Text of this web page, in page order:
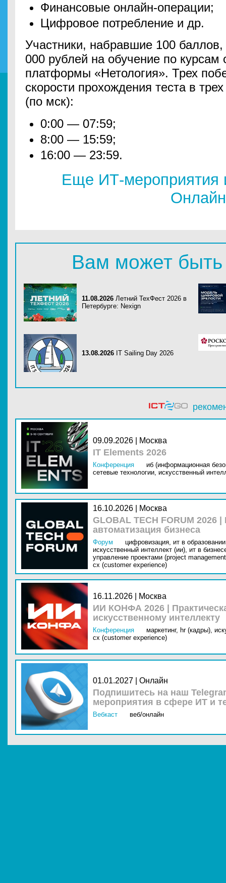
Финансовые онлайн-операции;
Цифровое потребление и др.
Участники, набравшие 100 баллов,
000 рублей на обучение по курсам
платформы «Нетология». Трех
скорости прохождения теста в
(по мск):
0:00 — 07:59;
8:00 — 15:59;
16:00 — 23:59.
Еще ИТ-мероприятия
Онлайн
Вам может быть
11.08.2026 Летний ТехФест 2026 в
Петербурге: Nexign
13.08.2026 IT Sailing Day 2026
09.09.2026 | Москва
IT Elements 2026
Конференция
иб (информационная
сетевые технологии, искусственный
16.10.2026 | Москва
GLOBAL TECH FORUM
автоматизация бизнеса
Форум цифровизация, ит в
искусственный интеллект (ии), ит в
управление проектами (project
cx (customer experience)
16.11.2026 | Москва
ИИ КОНФА 2026 |
искусственному интеллекту
Конференция маркетинг, hr (кадры),
cx (customer experience)
01.01.2027 | Онлайн
Подпишитесь на наш
мероприятия в сфере ИТ и
Вебкаст веб/онлайн